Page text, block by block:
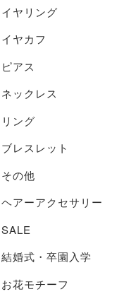
イヤリング
イヤカフ
ピアス
ネックレス
リング
ブレスレット
その他
ヘアーアクセサリー
SALE
結婚式・卒園入学
お花モチーフ